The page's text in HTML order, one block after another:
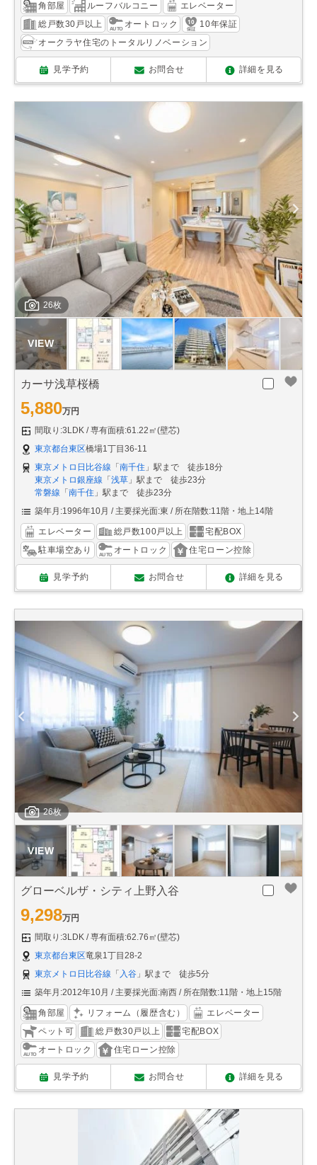
角部屋 ルーフバルコニー
エレベーター
総戸数30戸以上
オートロック
10年保証
オークラヤ住宅のトータルリノベーション
見学予約 お問合せ 詳細を見る
26枚
カーサ浅草桜橋
5,880万円
間取り:3LDK
専有面積:61.22㎡(壁芯)
東京都台東区橋場1丁目36-11
東京メトロ日比谷線 「南千住 」駅まで 徒歩18分
東京メトロ銀座線 「浅草 」駅まで 徒歩23分
常磐線 「南千住 」駅まで 徒歩23分
築年月:1996年10月
主要採光面:東 所在階数:11階・地上14階
エレベーター 総戸数100戸以上
宅配BOX
駐車場空あり
オートロック 住宅ローン控除
見学予約 お問合せ 詳細を見る
26枚
グローベルザ・シティ上野入谷
9,298万円
間取り:3LDK
専有面積:62.76㎡(壁芯)
東京都台東区竜泉1丁目28-2
東京メトロ日比谷線 「 入谷 」駅まで 徒歩5分
築年月:2012年10月
主要採光面:南西 所在階数:11階・地上15階
角部屋 リフォーム（履歴含む）
エレベーター
ペット可
総戸数30戸以上
宅配BOX
オートロック
住宅ローン控除
見学予約 お問合せ 詳細を見る